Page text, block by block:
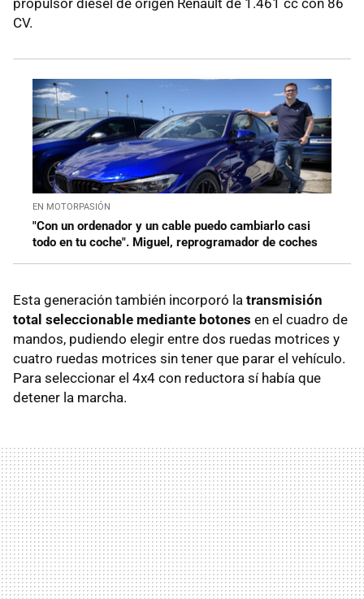
propulsor diésel de origen Renault de 1.461 cc con 86
CV.
EN MOTORPASIÓN
"Con un ordenador y un cable puedo cambiarlo casi
todo en tu coche". Miguel, reprogramador de coches
Esta generación también incorporó la transmisión
total seleccionable mediante botones en el cuadro de
mandos, pudiendo elegir entre dos ruedas motrices y
cuatro ruedas motrices sin tener que parar el vehículo.
Para seleccionar el 4x4 con reductora sí había que
detener la marcha.